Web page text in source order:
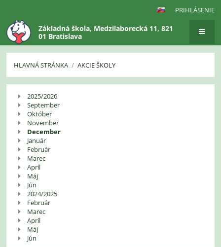
PRIHLÁSENIE
Základná škola, Medzilaborecká 11, 821
01 Bratislava
HLAVNÁ STRÁNKA / AKCIE ŠKOLY
Akcie
školy2025/2026
September
Október
November
December
Január
Február
Marec
Apríl
Máj
Jún
2024/2025
Február
Marec
Apríl
Máj
Jún